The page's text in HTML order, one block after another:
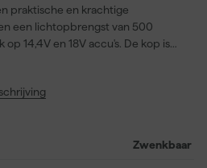
praktische en krachtige
een lichtopbrengst van 500
14,4V en 18V accu's. De kop is
lamp stevig in de hand, zelfs bij
tot 50 mm te bevestigen,
of op lastig bereikbare plekken.
Zwenkbaar